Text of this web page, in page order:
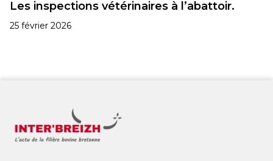
Les inspections vétérinaires à l’abattoir.
25 février 2026